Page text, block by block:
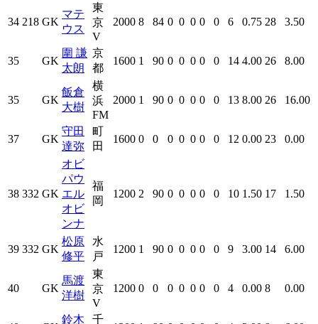
34 218 GK
マテ
ウス
東
京
V
2000 8 84 0 0 0 0 0 6 0.75 28 3.50
35 GK
圍 謙
太朗
京
都
1600 1 90 0 0 0 0 0 14 4.00 26 8.00
35 GK
飯倉
大樹
横
浜
FM
2000 1 90 0 0 0 0 0 13 8.00 26 16.00
37 GK
守田
達弥
町
田
1600 0 0 0 0 0 0 0 12 0.00 23 0.00
38 332 GK
オビ
パウ
エル
オビ
ンナ
福
岡
1200 2 90 0 0 0 0 0 10 1.50 17 1.50
39 332 GK
松原
修平
水
戸
1200 1 90 0 0 0 0 0 9 3.00 14 6.00
40 GK
馬渡
洋樹
東
京
V
1200 0 0 0 0 0 0 0 4 0.00 8 0.00
鈴木
千